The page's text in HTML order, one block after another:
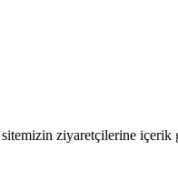
ziyaretçilerine içerik